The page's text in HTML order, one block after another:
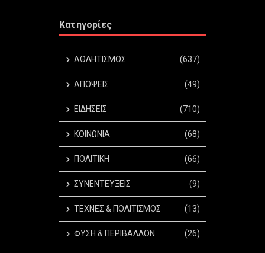
Κατηγορίες
ΑΘΛΗΤΙΣΜΟΣ (637)
ΑΠΟΨΕΙΣ (49)
ΕΙΔΗΣΕΙΣ (710)
ΚΟΙΝΩΝΙΑ (68)
ΠΟΛΙΤΙΚΗ (66)
ΣΥΝΕΝΤΕΥΞΕΙΣ (9)
ΤΕΧΝΕΣ & ΠΟΛΙΤΙΣΜΟΣ (13)
ΦΥΣΗ & ΠΕΡΙΒΑΛΛΟΝ (26)